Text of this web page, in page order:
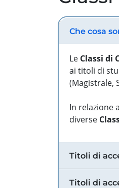
Che cosa
Le Classi di
ai titoli di
(Magistrale,
In relazione
diverse
Titoli di
Titoli di